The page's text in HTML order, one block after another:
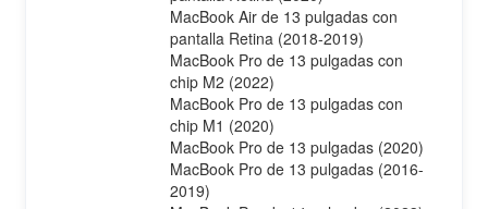
MacBook Air de 13 pulgadas con
pantalla Retina (2018-2019)
MacBook Pro de 13 pulgadas con
chip M2 (2022)
MacBook Pro de 13 pulgadas con
chip M1 (2020)
MacBook Pro de 13 pulgadas (2020)
MacBook Pro de 13 pulgadas (2016-
2019)